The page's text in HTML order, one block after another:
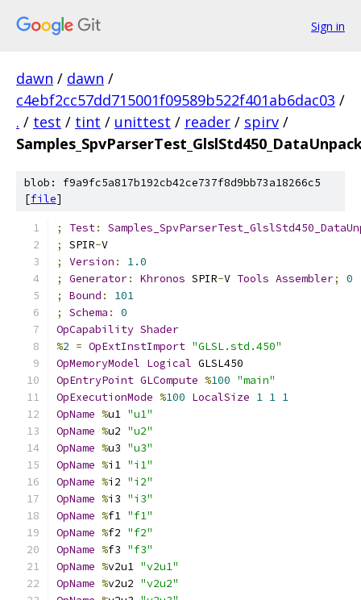
Sign in
dawn / dawn /
c4ebf2cc57dd715001f09589b522f401ab6dac03 /
. / test / tint / unittest / reader / spirv /
blob: f9a9fc5a817b192cb42ce737f8d9bb73a18266c5
[file]
; Test:
;
SPIR-V
;
Version :
1.0
;
Generator: Khronos SPIR-V Tools Assembler;
0
;
Bound :
101
;
Schema :
0
OpCapability Shader
%2 = OpExtInstImport "GLSL.std.450"
OpMemoryModel Logical GLSL450
OpEntryPoint GLCompute %100 "main"
OpExecutionMode %100 LocalSize 1 1 1
OpName %u1 "u1"
OpName %u2 "u2"
OpName %u3 "u3"
OpName %i1 "i1"
OpName %i2 "i2"
OpName %i3 "i3"
OpName %f1 "f1"
OpName %f2 "f2"
OpName %f3 "f3"
OpName %v2u1 "v2u1"
OpName %v2u2 "v2u2"